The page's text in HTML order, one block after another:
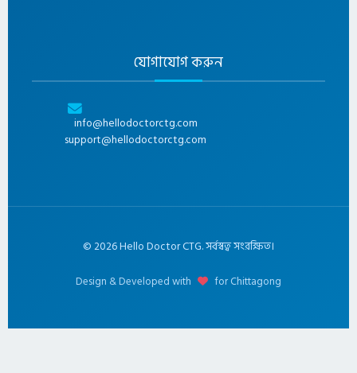
যোগাযোগ করুন
info@hellodoctorctg.com
support@hellodoctorctg.com
©2026Hello Doctor CTG. সর্বস্বত্ব সংরক্ষিত।
Design & Developed with for Chittagong